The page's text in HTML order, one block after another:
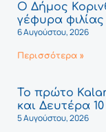
Ο Δήμος
γέφυρα
6 Αυγούστου, 2026
Περισσότερα »
Το πρώτο
και Δευτέρα
5 Αυγούστου, 2026